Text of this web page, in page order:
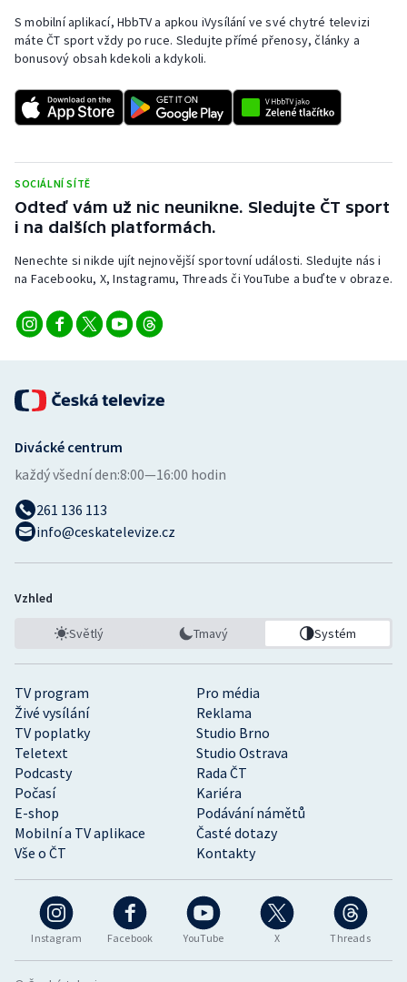
Rychlostní kanoistika
Short track
Stolní tenis
Triatlon
Veslování
Vodní slalom
Ostatní
S mobilní aplikací, HbbTV a apkou iVysílání ve své chytré televizi
máte ČT sport vždy po ruce. Sledujte přímé přenosy, články a
bonusový obsah kdekoli a kdykoli.
SOCIÁLNÍ SÍTĚ
Odteď vám už nic neunikne. Sledujte ČT sport
i na dalších platformách.
Nenechte si nikde ujít nejnovější sportovní události. Sledujte nás i
na Facebooku, X, Instagramu, Threads či YouTube a buďte v obraze.
Instagram Facebook YouTube X Threads
TV program
Pro média
Živé vysílání
Reklama
TV poplatky
Studio Brno
Teletext
Studio Ostrava
Podcasty
Rada ČT
Počasí
Kariéra
E-shop
Podávání námětů
Mobilní a TV aplikace
Časté dotazy
Vše o ČT
Kontakty
Divácké centrum
každý všední den:8:00—16:00 hodin
261 136 113
info@ceskatelevize.cz
Vzhled
Světlý Tmavý Systém